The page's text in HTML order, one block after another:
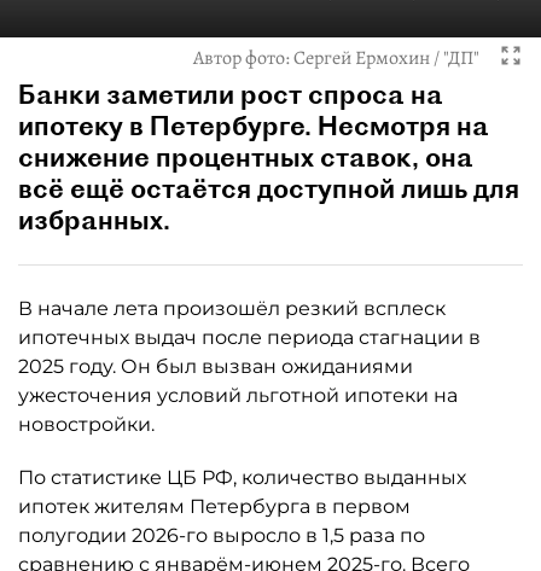
Автор фото:Сергей Ермохин / "ДП"
Банки заметили рост спроса на
ипотеку в Петербурге. Несмотря на
снижение процентных ставок, она
всё ещё остаётся доступной лишь для
избранных.
В начале лета произошёл резкий всплеск
ипотечных выдач после периода стагнации в
2025 году. Он был вызван ожиданиями
ужесточения условий льготной ипотеки на
новостройки.
По статистике ЦБ РФ, количество выданных
ипотек жителям Петербурга в первом
полугодии 2026-го выросло в 1,5 раза по
сравнению с январём-июнем 2025-го. Всего